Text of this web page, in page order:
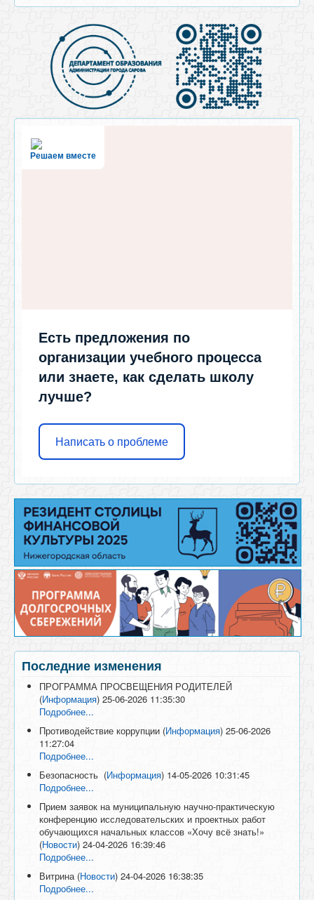
Решаем вместе
Есть предложения по
организации учебного процесса
или знаете, как сделать школу
лучше?
Написать о проблеме
Последние изменения
ПРОГРАММА ПРОСВЕЩЕНИЯ РОДИТЕЛЕЙ
(Информация) 25-06-2026 11:35:30
Подробнее...
Противодействие коррупции (Информация) 25-06-2026
11:27:04
Подробнее...
Безопасность (Информация) 14-05-2026 10:31:45
Подробнее...
Прием заявок на муниципальную научно-практическую
конференцию исследовательских и проектных работ
обучающихся начальных классов «Хочу всё знать!»
(Новости) 24-04-2026 16:39:46
Подробнее...
Витрина (Новости) 24-04-2026 16:38:35
Подробнее...